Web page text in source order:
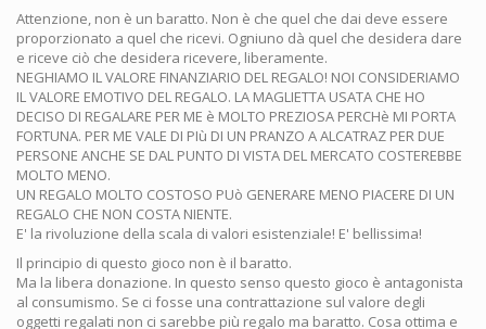
Attenzione, non è un baratto. Non è che quel che dai deve essere
proporzionato a quel che ricevi. Ogniuno dà quel che desidera dare
e riceve ciò che desidera ricevere, liberamente.
NEGHIAMO IL VALORE FINANZIARIO DEL REGALO! NOI CONSIDERIAMO
IL VALORE EMOTIVO DEL REGALO. LA MAGLIETTA USATA CHE HO
DECISO DI REGALARE PER ME è MOLTO PREZIOSA PERCHè MI PORTA
FORTUNA. PER ME VALE DI PIù DI UN PRANZO A ALCATRAZ PER DUE
PERSONE ANCHE SE DAL PUNTO DI VISTA DEL MERCATO COSTEREBBE
MOLTO MENO.
UN REGALO MOLTO COSTOSO PUò GENERARE MENO PIACERE DI UN
REGALO CHE NON COSTA NIENTE.
E' la rivoluzione della scala di valori esistenziale! E' bellissima!
Il principio di questo gioco non è il baratto.
Ma la libera donazione. In questo senso questo gioco è antagonista
al consumismo. Se ci fosse una contrattazione sul valore degli
oggetti regalati non ci sarebbe più regalo ma baratto. Cosa ottima e